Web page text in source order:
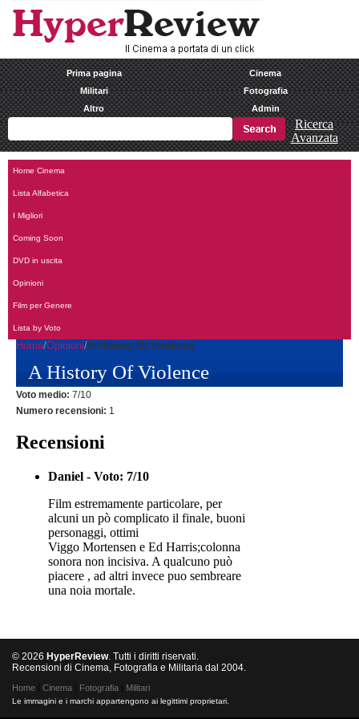
Prima pagina
Cinema
Militari
Fotografia
Altro
Admin
Ricerca
Avanzata
Home Cinema
Lista Alfabetica
I Migliori
Coming Soon
DVD in uscita
Opinioni
Film per Genere
Lista by Voto
Home Opinioni A History Of Violence
A History Of Violence
Voto medio: 7/10
Numero recensioni: 1
Recensioni
Daniel - Voto: 7/10
Film estremamente particolare, per
alcuni un pò complicato il finale, buoni
personaggi, ottimi
Viggo Mortensen e Ed Harris;colonna
sonora non incisiva. A qualcuno può
piacere , ad altri invece puo sembreare
una noia mortale.
© 2026 HyperReview. Tutti i diritti riservati.
Recensioni di Cinema, Fotografia e Militaria dal 2004.
Home Cinema Fotografia Militari
Le immagini e i marchi appartengono ai legittimi proprietari.